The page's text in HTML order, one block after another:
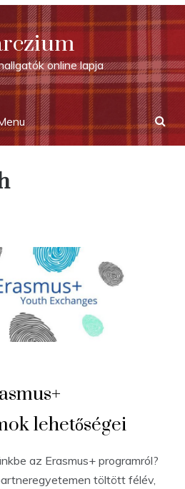
online lapja
lehetőségei
az Erasmus+ programról?
töltött félév,